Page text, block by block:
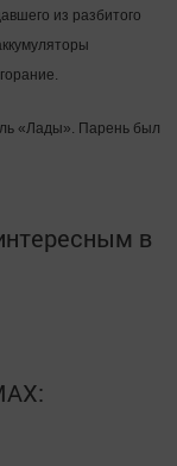
из разбитого
«Лады». Парень был
в